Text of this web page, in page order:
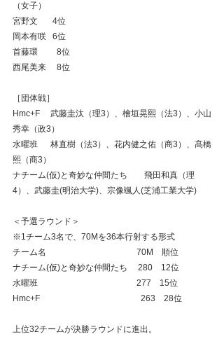
（女子）
宮野文　   4位
岡本有咲   6位
首藤環　　 8位
西尾美来　 8位
［団体戦］
Hmc+F 　武藤圭汰（理3）、檜垣晃熙（法3）、小山
秀幸（政3）
水曜班　  林直樹（法3）、花内健之佑（商3）、髙橋
熙（商3）
ナチーム(仮)と奇妙な仲間たち　　飛田和真（理
4）、武藤圭(明治大学)、宗像颯人(芝浦工業大学)
＜予選ラウンド＞
※1チーム3名で、70Mを36本行射する形式
チーム名　　  　　　　　　　　 70M    順位
ナチーム(仮)と奇妙な仲間たち　 280    12位
水曜班　  　　　　　　　　　　 277    15位
Hmc+F 　　　　　　　　　　　   263    28位
上位32チームが決勝ラウンドに進出。